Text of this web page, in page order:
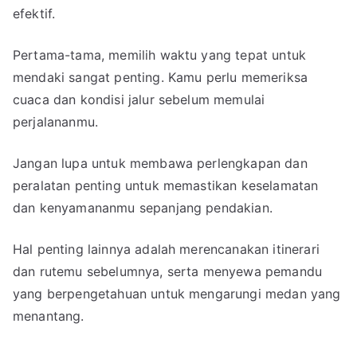
efektif.
Pertama-tama, memilih waktu yang tepat untuk
mendaki sangat penting. Kamu perlu memeriksa
cuaca dan kondisi jalur sebelum memulai
perjalananmu.
Jangan lupa untuk membawa perlengkapan dan
peralatan penting untuk memastikan keselamatan
dan kenyamananmu sepanjang pendakian.
Hal penting lainnya adalah merencanakan itinerari
dan rutemu sebelumnya, serta menyewa pemandu
yang berpengetahuan untuk mengarungi medan yang
menantang.